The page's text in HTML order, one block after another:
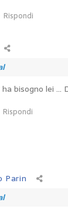
Rispondi
ha bisogno lei …
Rispondi
Parin